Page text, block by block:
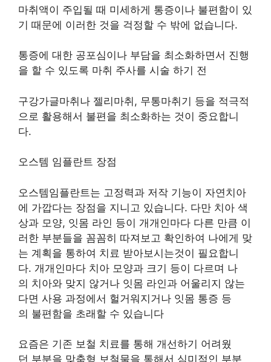
마취액이 주입될 때 미세하게 통증이나 불편함이 있
기 때문에 이러한 것을 걱정할 수 밖에 없습니다.
통증에 대한 공포심이나 부담을 최소화하면서 진행
을 할 수 있도록 마취 주사를 시술 하기 전
구강가글마취나 젤리마취, 무통마취기 등을 적극적
으로 활용해서 불편을 최소화하는 것이 중요합니
다.
오스템 임플란트 장점
오스템임플란트는 고정력과 저작 기능이 자연치아
에 가깝다는 장점을 지니고 있습니다. 다만 치아 색
상과 모양, 잇몸 라인 등이 개개인마다 다른 만큼 이
러한 부분들을 꼼꼼히 따져보고 확인하여 나에게 맞
는 계획을 통하여 치료 받아보시는것이 필요합니
다. 개개인마다 치아 모양과 크기 등이 다르며 나
의 치아와 맞지 않거나 잇몸 라인과 어울리지 않는
다면 사용 과정에서 헐거워지거나 잇몸 통증 등
의 불편함을 초래할 수 있습니다
요즘은 기존 보철 치료를 통해 개선하기 어려웠
던 부분을 맞춤형 보철물을 통해서 심미적인 부분